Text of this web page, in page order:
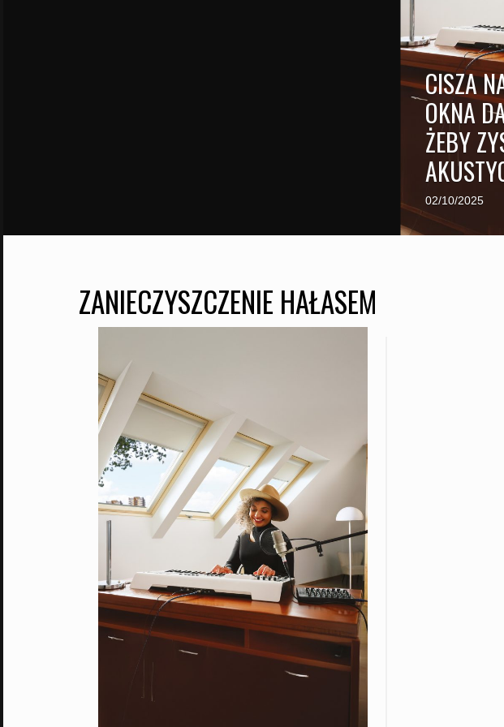
CISZA
OKNA
ŻEBY
02/10/2025
ZANIECZYSZCZENIE HAŁASEM